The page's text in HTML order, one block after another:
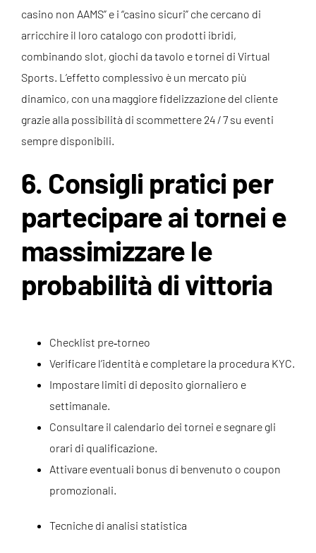
casino non AAMS” e i “casino sicuri” che cercano di
arricchire il loro catalogo con prodotti ibridi,
combinando slot, giochi da tavolo e tornei di Virtual
Sports. L’effetto complessivo è un mercato più
dinamico, con una maggiore fidelizzazione del cliente
grazie alla possibilità di scommettere 24 / 7 su eventi
sempre disponibili.
6. Consigli pratici per
partecipare ai tornei e
massimizzare le
probabilità di vittoria
Checklist pre‑torneo
Verificare l’identità e completare la procedura KYC.
Impostare limiti di deposito giornaliero e
settimanale.
Consultare il calendario dei tornei e segnare gli
orari di qualificazione.
Attivare eventuali bonus di benvenuto o coupon
promozionali.
Tecniche di analisi statistica